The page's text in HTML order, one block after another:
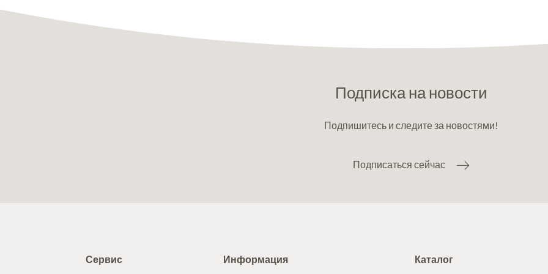
Подписка на новости
Подпишитесь и следите за новостями!
Подписаться сейчас
Сервис Информация Каталог